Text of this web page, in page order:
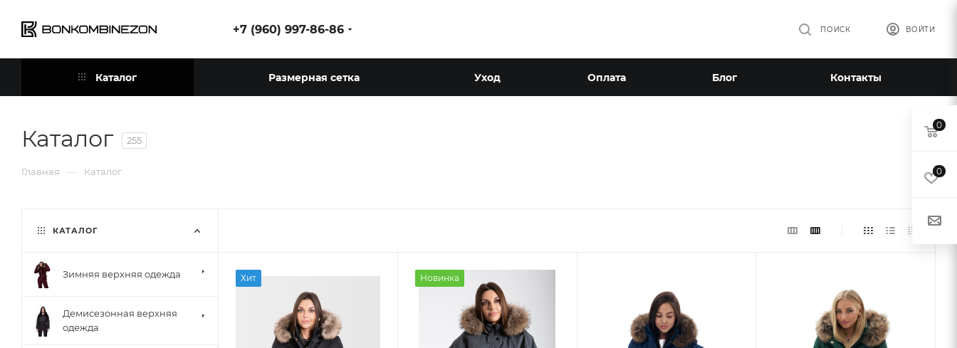
+7 (960) 997-86-86 ВОЙТИ
ПОИСК
Каталог Размерная сетка Уход Оплата Блог Контакты
Каталог 255
Главная — Каталог
Хит Новинка
КАТАЛОГ
Зимняя верхняя одежда
Демисезонная верхняя
одежда
0
0